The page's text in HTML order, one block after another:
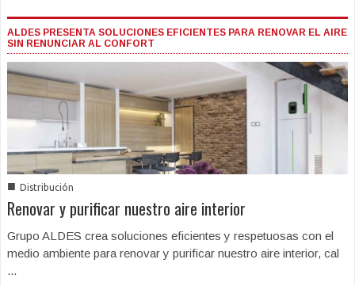
ALDES PRESENTA SOLUCIONES EFICIENTES PARA RENOVAR EL AIRE
SIN RENUNCIAR AL CONFORT
■ Distribución
Renovar y purificar nuestro aire interior
Grupo ALDES crea soluciones eficientes y respetuosas con el
medio ambiente para renovar y purificar nuestro aire interior, cal
...